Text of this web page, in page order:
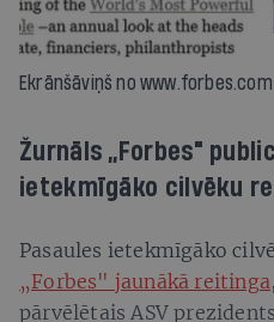
Ekrānšāviņš no www.forbes.com
Žurnāls „Forbes"
ietekmīgāko cilvēku
Pasaules ietekmīgāko
„Forbes" jaunākā reitinga
pārvēlētais ASV